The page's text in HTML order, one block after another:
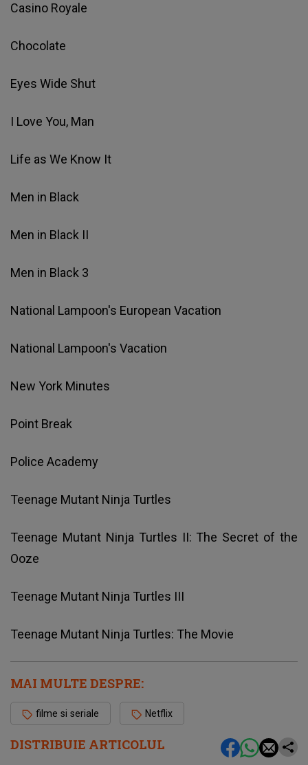
DISTRIBUIE ARTICOLUL
Casino Royale
Chocolate
Eyes Wide Shut
I Love You, Man
Life as We Know It
Men in Black
Men in Black II
Men in Black 3
National Lampoon's European Vacation
National Lampoon's Vacation
New York Minutes
Point Break
Police Academy
Teenage Mutant Ninja Turtles
Teenage Mutant Ninja Turtles II: The Secret of the
Ooze
Teenage Mutant Ninja Turtles III
Teenage Mutant Ninja Turtles: The Movie
MAI MULTE DESPRE:
filme si seriale Netflix